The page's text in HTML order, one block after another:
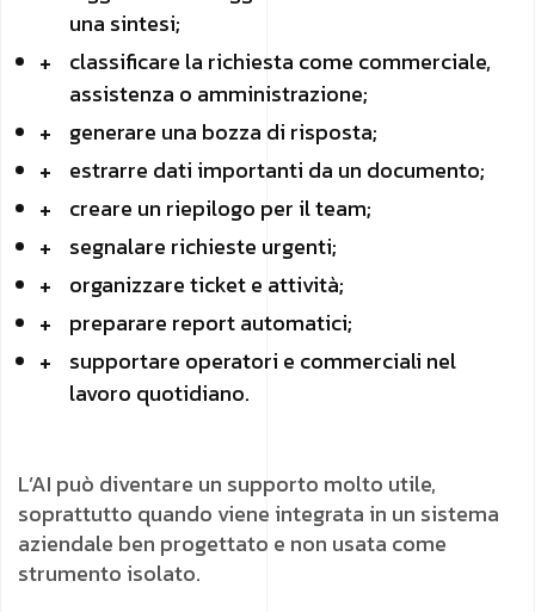
una sintesi;
classificare la richiesta come commerciale,
assistenza o amministrazione;
generare una bozza di risposta;
estrarre dati importanti da un documento;
creare un riepilogo per il team;
segnalare richieste urgenti;
organizzare ticket e attività;
preparare report automatici;
supportare operatori e commerciali nel
lavoro quotidiano.
L’AI può diventare un supporto molto utile,
soprattutto quando viene integrata in un sistema
aziendale ben progettato e non usata come
strumento isolato.